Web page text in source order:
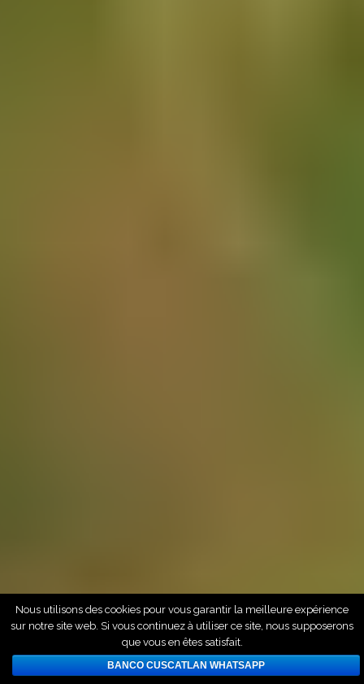
Nous utilisons des cookies pour vous garantir la meilleure expérience
sur notre site web. Si vous continuez à utiliser ce site, nous supposerons
que vous en êtes satisfait.
BANCO CUSCATLAN WHATSAPP